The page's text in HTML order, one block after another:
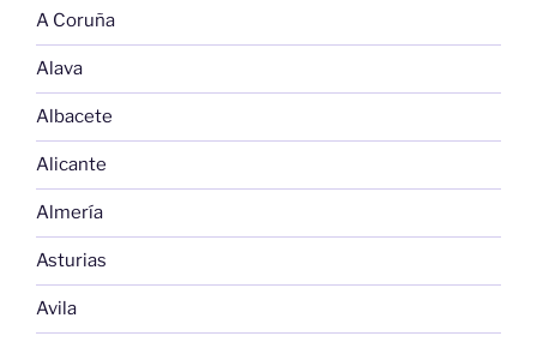
A Coruña
Alava
Albacete
Alicante
Almería
Asturias
Avila